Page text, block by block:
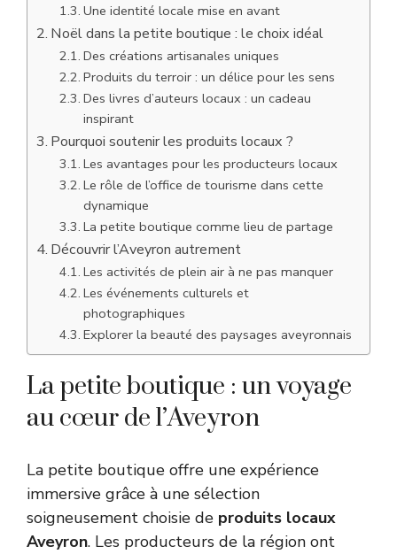
Une identité locale mise en avant
Noël dans la petite boutique : le choix idéal
Des créations artisanales uniques
Produits du terroir : un délice pour les sens
Des livres d’auteurs locaux : un cadeau
inspirant
Pourquoi soutenir les produits locaux ?
Les avantages pour les producteurs locaux
Le rôle de l’office de tourisme dans cette
dynamique
La petite boutique comme lieu de partage
Découvrir l’Aveyron autrement
Les activités de plein air à ne pas manquer
Les événements culturels et
photographiques
Explorer la beauté des paysages aveyronnais
La petite boutique : un voyage
au cœur de l’Aveyron
La petite boutique offre une expérience
immersive grâce à une sélection
soigneusement choisie de produits locaux
Aveyron. Les producteurs de la région ont